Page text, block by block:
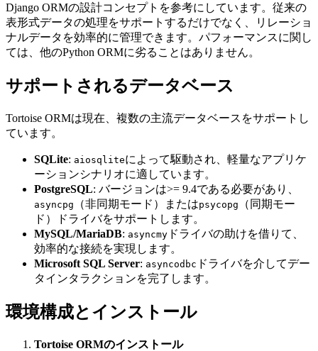
Django ORMの設計コンセプトを参考にしています。従来の
表形式データの処理をサポートするだけでなく、リレーショ
ナルデータを効率的に管理できます。パフォーマンスに関し
ては、他のPython ORMに劣ることはありません。
サポートされるデータベース
Tortoise ORMは現在、複数の主流データベースをサポートし
ています。
SQLite: aiosqliteによって駆動され、軽量なアプリケ
ーションシナリオに適しています。
PostgreSQL: バージョンは>= 9.4である必要があり、
asyncpg （非同期モード）またはpsycopg
（同期モー
ド）ドライバをサポートします。
MySQL/MariaDB: asyncmy ドライバの助けを借りて、
効率的な接続を実現します。
Microsoft SQL Server: asyncodbc ドライバを介してデー
タインタラクションを完了します。
環境構成とインストール
Tortoise ORMのインストール